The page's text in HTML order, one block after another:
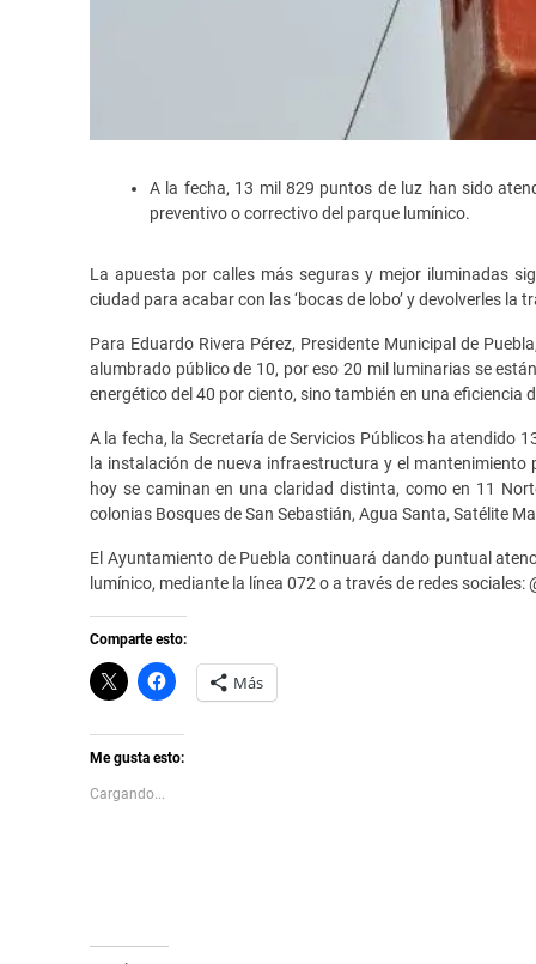
A la fecha, 13 mil 829 puntos de luz han sido
preventivo o correctivo del parque lumínico.
La apuesta por calles más seguras y mejor iluminadas
ciudad para acabar con las ‘bocas de lobo’ y devolverles
Para Eduardo Rivera Pérez, Presidente Municipal de
alumbrado público de 10, por eso 20 mil luminarias se
energético del 40 por ciento, sino también en una eficiencia
A la fecha, la Secretaría de Servicios Públicos ha atendido
la instalación de nueva infraestructura y el
hoy se caminan en una claridad distinta, como en 11
colonias Bosques de San Sebastián, Agua Santa, Satélite
El Ayuntamiento de Puebla continuará dando puntual
lumínico, mediante la línea 072 o a través de redes
Comparte esto:
C
l
k
t
o
s
h
e
H
a
l
i
t
Más
Me gusta esto:
Cargando...